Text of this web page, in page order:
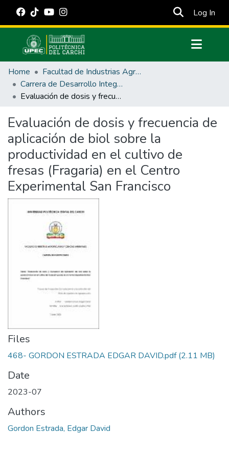
Log In
Communities & Collections
All of DSpace
Statistics
Estadísticas Externas
Manuales
Home
Facultad de Industrias Agropecuarias y Ciencias Ambientales
Carrera de Desarrollo Integral Agropecuario
Evaluación de dosis y frecuencia de aplicación de biol sobre la productividad en el cultivo de fresas (Fragaria) en el Centro Experimental San Francisco
Evaluación de dosis y frecuencia de
aplicación de biol sobre la
productividad en el cultivo de
fresas (Fragaria) en el Centro
Experimental San Francisco
Files
468- GORDON ESTRADA EDGAR DAVID.pdf(2.11 MB)
Date
2023-07
Authors
Gordon Estrada, Edgar David